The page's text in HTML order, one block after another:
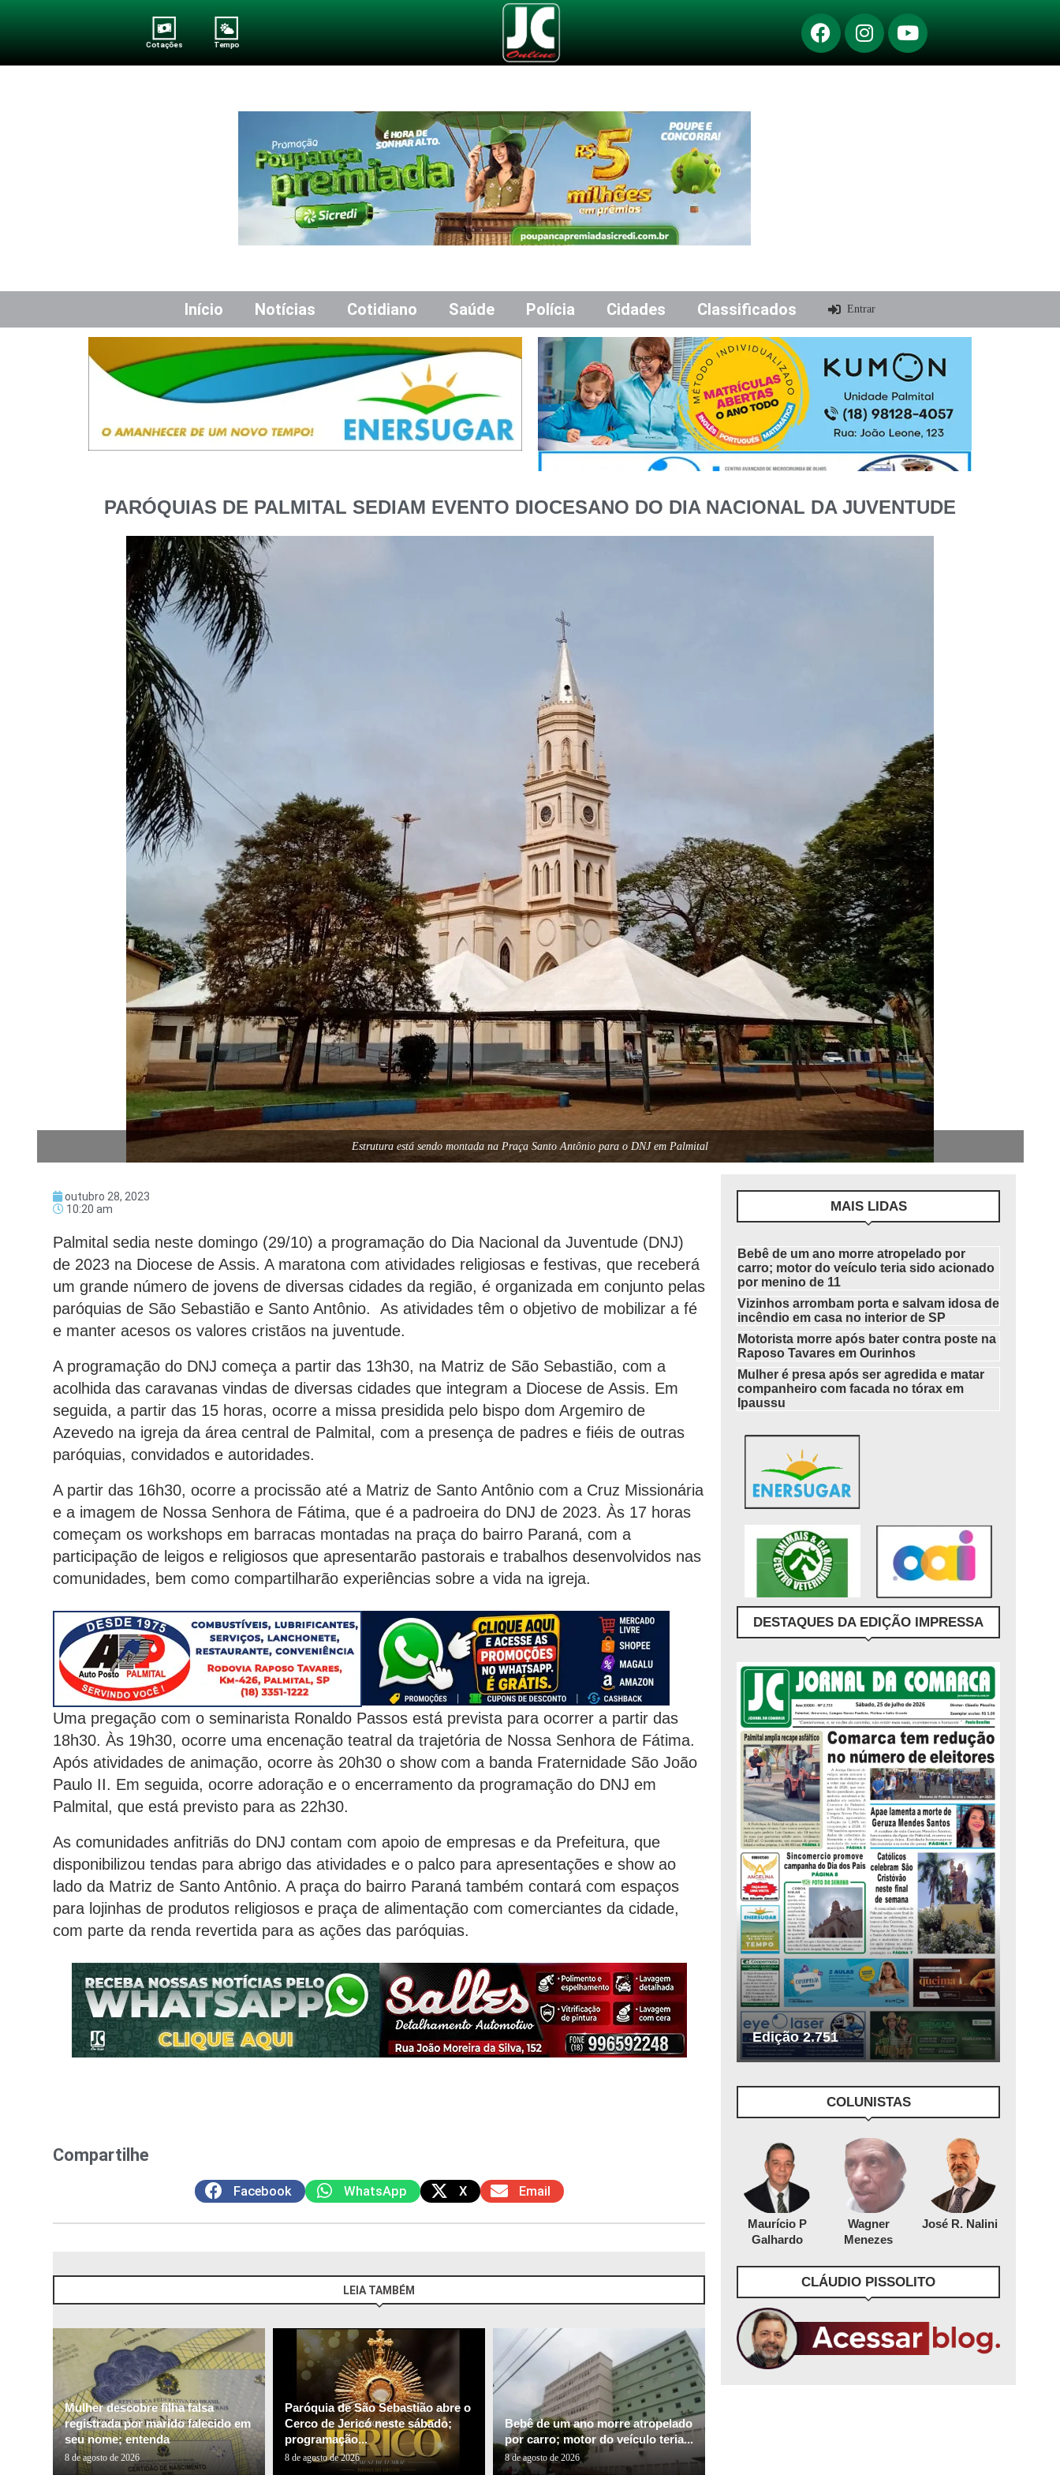
Cotações Tempo
Início Notícias Cotidiano Saúde Polícia Cidades Classificados Entrar
PARÓQUIAS DE PALMITAL SEDIAM EVENTO DIOCESANO DO DIA NACIONAL DA JUVENTUDE
Estrutura está sendo montada na Praça Santo Antônio para o DNJ em Palmital
outubro 28, 2023
10:20 am
Palmital sedia neste domingo (29/10) a programação do Dia Nacional da Juventude (DNJ)
de 2023 na Diocese de Assis. A maratona com atividades religiosas e festivas, que receberá
um grande número de jovens de diversas cidades da região, é organizada em conjunto pelas
paróquias de São Sebastião e Santo Antônio. As atividades têm o objetivo de mobilizar a fé
e manter acesos os valores cristãos na juventude.
A programação do DNJ começa a partir das 13h30, na Matriz de São Sebastião, com a
acolhida das caravanas vindas de diversas cidades que integram a Diocese de Assis. Em
seguida, a partir das 15 horas, ocorre a missa presidida pelo bispo dom Argemiro de
Azevedo na igreja da área central de Palmital, com a presença de padres e fiéis de outras
paróquias, convidados e autoridades.
A partir das 16h30, ocorre a procissão até a Matriz de Santo Antônio com a Cruz Missionária
e a imagem de Nossa Senhora de Fátima, que é a padroeira do DNJ de 2023. Às 17 horas
começam os workshops em barracas montadas na praça do bairro Paraná, com a
participação de leigos e religiosos que apresentarão pastorais e trabalhos desenvolvidos nas
comunidades, bem como compartilharão experiências sobre a vida na igreja.
Uma pregação com o seminarista Ronaldo Passos está prevista para ocorrer a partir das
18h30. Às 19h30, ocorre uma encenação teatral da trajetória de Nossa Senhora de Fátima.
Após atividades de animação, ocorre às 20h30 o show com a banda Fraternidade São João
Paulo II. Em seguida, ocorre adoração e o encerramento da programação do DNJ em
Palmital, que está previsto para as 22h30.
As comunidades anfitriãs do DNJ contam com apoio de empresas e da Prefeitura, que
disponibilizou tendas para abrigo das atividades e o palco para apresentações e show ao
lado da Matriz de Santo Antônio. A praça do bairro Paraná também contará com espaços
para lojinhas de produtos religiosos e praça de alimentação com comerciantes da cidade,
com parte da renda revertida para as ações das paróquias.
Compartilhe
Facebook WhatsApp X Email
LEIA TAMBÉM
Mulher descobre filha falsa
registrada por marido falecido em
seu nome; entenda
8 de agosto de 2026
Paróquia de São Sebastião abre o
Cerco de Jericó neste sábado;
programação...
8 de agosto de 2026
Bebê de um ano morre atropelado
por carro; motor do veículo teria...
8 de agosto de 2026
MAIS LIDAS
Bebê de um ano morre atropelado por
carro; motor do veículo teria sido acionado
por menino de 11
Vizinhos arrombam porta e salvam idosa de
incêndio em casa no interior de SP
Motorista morre após bater contra poste na
Raposo Tavares em Ourinhos
Mulher é presa após ser agredida e matar
companheiro com facada no tórax em
Ipaussu
DESTAQUES DA EDIÇÃO IMPRESSA
Edição 2.751
COLUNISTAS
Maurício P
Galhardo
Wagner
Menezes
José R. Nalini
CLÁUDIO PISSOLITO